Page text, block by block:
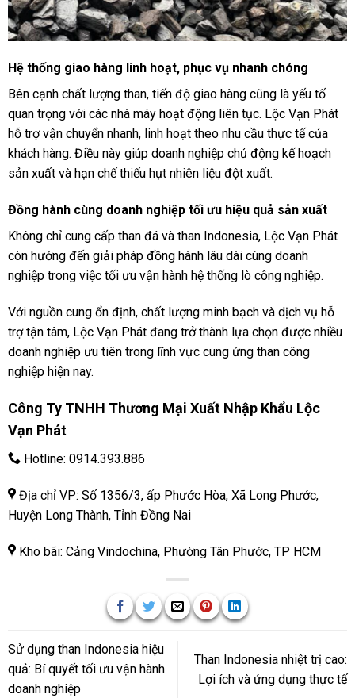
Hệ thống giao hàng linh hoạt, phục vụ nhanh chóng
Bên cạnh chất lượng than, tiến độ giao hàng cũng là yếu tố
quan trọng với các nhà máy hoạt động liên tục. Lộc Vạn Phát
hỗ trợ vận chuyển nhanh, linh hoạt theo nhu cầu thực tế của
khách hàng. Điều này giúp doanh nghiệp chủ động kế hoạch
sản xuất và hạn chế thiếu hụt nhiên liệu đột xuất.
Đồng hành cùng doanh nghiệp tối ưu hiệu quả sản xuất
Không chỉ cung cấp than đá và than Indonesia, Lộc Vạn Phát
còn hướng đến giải pháp đồng hành lâu dài cùng doanh
nghiệp trong việc tối ưu vận hành hệ thống lò công nghiệp.
Với nguồn cung ổn định, chất lượng minh bạch và dịch vụ hỗ
trợ tận tâm, Lộc Vạn Phát đang trở thành lựa chọn được nhiều
doanh nghiệp ưu tiên trong lĩnh vực cung ứng than công
nghiệp hiện nay.
Công Ty TNHH Thương Mại Xuất Nhập Khẩu Lộc
Vạn Phát
Hotline: 0914.393.886
Địa chỉ VP: Số 1356/3, ấp Phước Hòa, Xã Long Phước,
Huyện Long Thành, Tỉnh Đồng Nai
Kho bãi: Cảng Vindochina, Phường Tân Phước, TP HCM
Sử dụng than Indonesia hiệu
quả: Bí quyết tối ưu vận hành
doanh nghiệp
Than Indonesia nhiệt trị cao:
Lợi ích và ứng dụng thực tế